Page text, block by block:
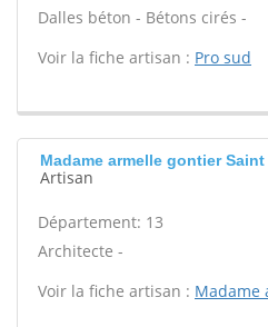
Dalles béton - Bétons cirés -
Voir la fiche artisan : Pro sud
Madame armelle gontier
Artisan
Département: 13
Architecte -
Voir la fiche artisan : Madame